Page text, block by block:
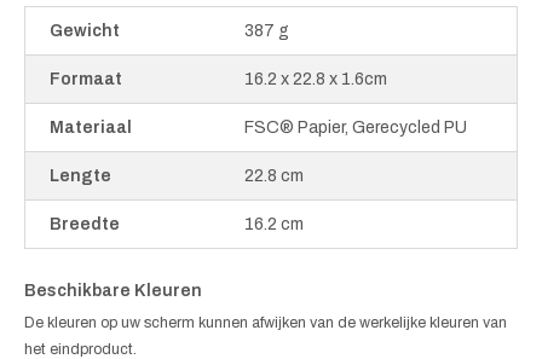
Gewicht 387 g
Formaat 16.2 x 22.8 x 1.6cm
Materiaal FSC® Papier, Gerecycled PU
Lengte 22.8 cm
Breedte 16.2 cm
Beschikbare Kleuren
De kleuren op uw scherm kunnen afwijken van de werkelijke kleuren van
het eindproduct.